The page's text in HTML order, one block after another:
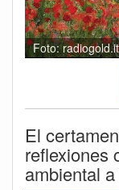
Foto: radiogold.it
El
reflexiones
ambiental